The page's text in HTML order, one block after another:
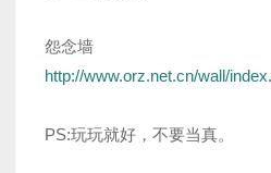
怨念墙
http://www.orz.net.cn/wall/
PS:玩玩就好，不要当真。